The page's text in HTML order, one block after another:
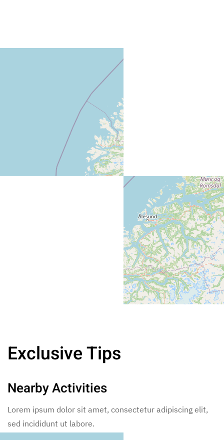
Exclusive Tips
Nearby Activities
Lorem ipsum dolor sit amet, consectetur adipiscing elit,
sed incididunt ut labore.